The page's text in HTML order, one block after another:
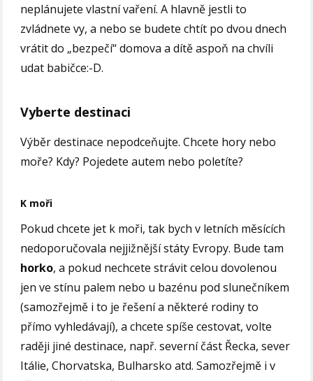
neplánujete vlastní vaření. A hlavně jestli to
zvládnete vy, a nebo se budete chtít po dvou dnech
vrátit do „bezpečí“ domova a dítě aspoň na chvíli
udat babičce:-D.
Vyberte destinaci
Výběr destinace nepodceňujte. Chcete hory nebo
moře? Kdy? Pojedete autem nebo poletíte?
K moři
Pokud chcete jet k moři, tak bych v letních měsících
nedoporučovala nejjižnější státy Evropy. Bude tam
horko, a pokud nechcete strávit celou dovolenou
jen ve stínu palem nebo u bazénu pod slunečníkem
(samozřejmě i to je řešení a některé rodiny to
přímo vyhledávají), a chcete spíše cestovat, volte
raději jiné destinace, např. severní část Řecka, sever
Itálie, Chorvatska, Bulharsko atd. Samozřejmě i v